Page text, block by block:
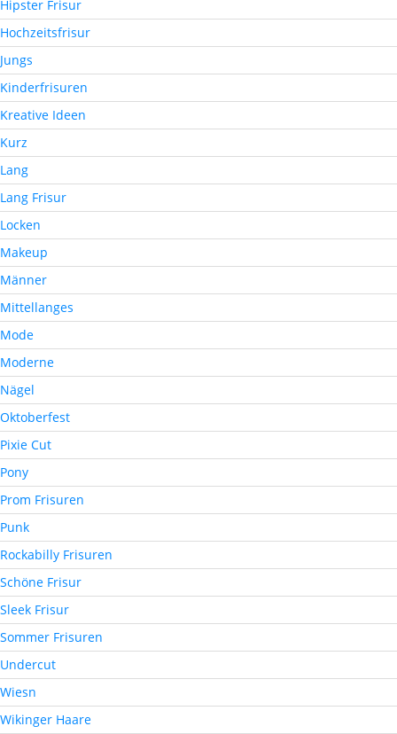
Hipster Frisur
Hochzeitsfrisur
Jungs
Kinderfrisuren
Kreative Ideen
Kurz
Lang
Lang Frisur
Locken
Makeup
Männer
Mittellanges
Mode
Moderne
Nägel
Oktoberfest
Pixie Cut
Pony
Prom Frisuren
Punk
Rockabilly Frisuren
Schöne Frisur
Sleek Frisur
Sommer Frisuren
Undercut
Wiesn
Wikinger Haare